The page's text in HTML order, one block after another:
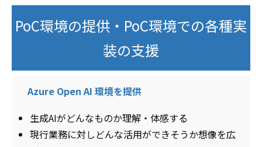
PoC環境の提供・PoC環境での各種実
装の支援
Azure Open AI 環境を提供
生成AIがどんなものか理解・体感する
現行業務に対しどんな活用ができそうか想像を広